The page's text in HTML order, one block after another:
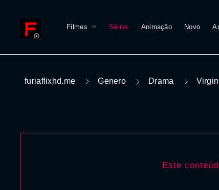
Filmes Séries Animação Novo
furiaflixhd.me Genero Drama
Este